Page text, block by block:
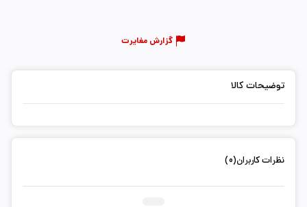
گزارش مغایرت
توضیحات کالا
نظرات کاربران(0)